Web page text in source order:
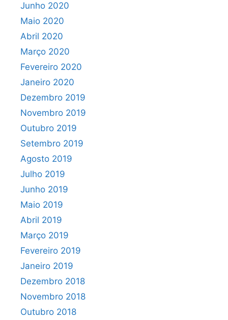
Junho 2020
Maio 2020
Abril 2020
Março 2020
Fevereiro 2020
Janeiro 2020
Dezembro 2019
Novembro 2019
Outubro 2019
Setembro 2019
Agosto 2019
Julho 2019
Junho 2019
Maio 2019
Abril 2019
Março 2019
Fevereiro 2019
Janeiro 2019
Dezembro 2018
Novembro 2018
Outubro 2018